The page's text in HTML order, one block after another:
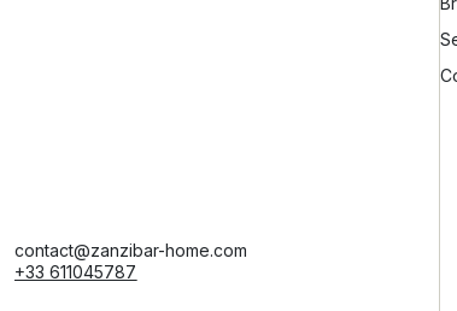
contact@zanzibar-home.com
+33 611045787